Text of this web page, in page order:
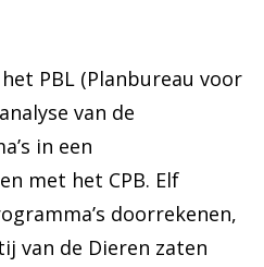
PBL (Planbureau voor
van de
in een
met het CPB. Elf
doorrekenen,
van de Dieren zaten